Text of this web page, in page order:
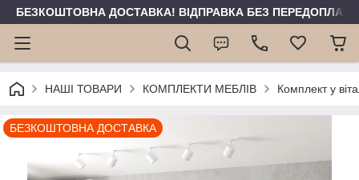
БЕЗКОШТОВНА ДОСТАВКА! ВІДПРАВКА БЕЗ ПЕРЕДОПЛАТИ
НАШІ ТОВАРИ КОМПЛЕКТИ МЕБЛІВ Комплект у
БЕЗКОШТОВНА ДОСТАВКА